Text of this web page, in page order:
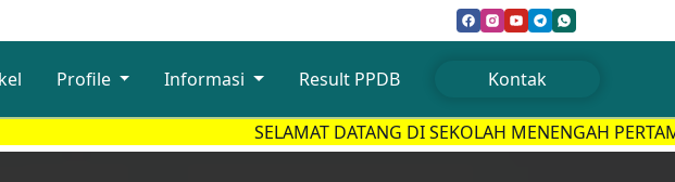
Profile Informasi Result PPDB Kontak
SELAMAT DATANG DI SEKOLAH MENENGAH PERTAMA TAHFIDZ